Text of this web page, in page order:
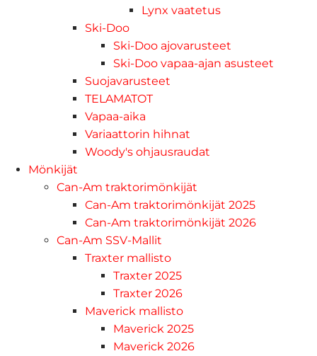
Lynx vaatetus
Ski-Doo
Ski-Doo ajovarusteet
Ski-Doo vapaa-ajan asusteet
Suojavarusteet
TELAMATOT
Vapaa-aika
Variaattorin hihnat
Woody's ohjausraudat
Mönkijät
Can-Am traktorimönkijät
Can-Am traktorimönkijät 2025
Can-Am traktorimönkijät 2026
Can-Am SSV-Mallit
Traxter mallisto
Traxter 2025
Traxter 2026
Maverick mallisto
Maverick 2025
Maverick 2026